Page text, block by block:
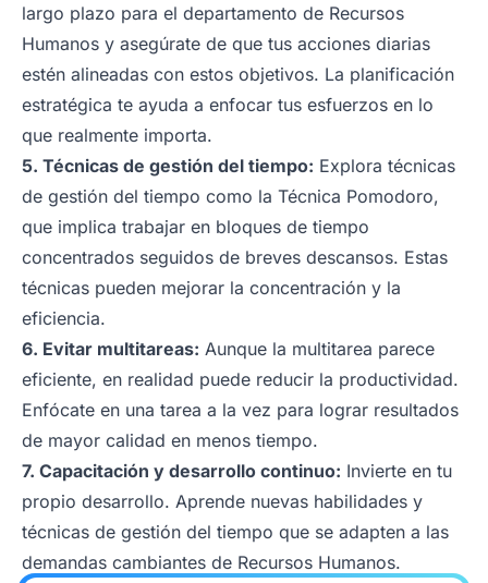
largo plazo para el departamento de Recursos
Humanos y asegúrate de que tus acciones diarias
estén alineadas con estos objetivos. La planificación
estratégica te ayuda a enfocar tus esfuerzos en lo
que realmente importa.
5. Técnicas de gestión del tiempo: Explora técnicas
de gestión del tiempo como la Técnica Pomodoro,
que implica trabajar en bloques de tiempo
concentrados seguidos de breves descansos. Estas
técnicas pueden mejorar la concentración y la
eficiencia.
6. Evitar multitareas: Aunque la multitarea parece
eficiente, en realidad puede reducir la productividad.
Enfócate en una tarea a la vez para lograr resultados
de mayor calidad en menos tiempo.
7. Capacitación y desarrollo continuo: Invierte en tu
propio desarrollo. Aprende nuevas habilidades y
técnicas de gestión del tiempo que se adapten a las
demandas cambiantes de Recursos Humanos.